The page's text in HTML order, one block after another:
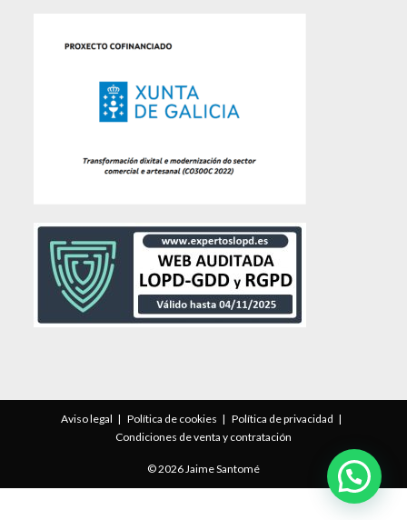
Aviso legal Política de cookies
Política de privacidad
Condiciones de venta y contratación
© 2026 Jaime Santomé